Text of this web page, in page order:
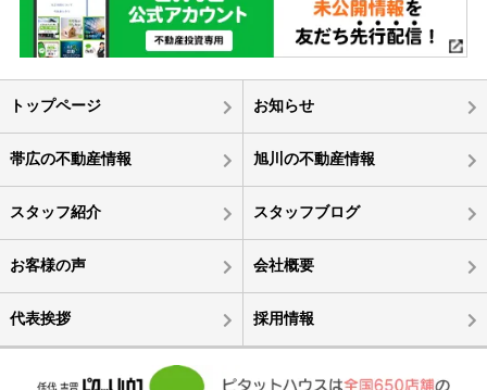
トップページ お知らせ
帯広の不動産情報 旭川の不動産情報
スタッフ紹介 スタッフブログ
お客様の声 会社概要
代表挨拶 採用情報